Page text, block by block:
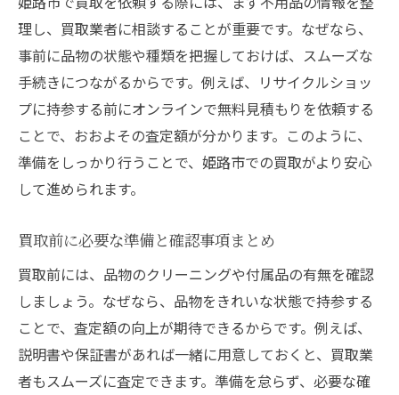
理し、買取業者に相談することが重要です。なぜなら、
事前に品物の状態や種類を把握しておけば、スムーズな
手続きにつながるからです。例えば、リサイクルショッ
プに持参する前にオンラインで無料見積もりを依頼する
ことで、おおよその査定額が分かります。このように、
準備をしっかり行うことで、姫路市での買取がより安心
して進められます。
買取前に必要な準備と確認事項まとめ
買取前には、品物のクリーニングや付属品の有無を確認
しましょう。なぜなら、品物をきれいな状態で持参する
ことで、査定額の向上が期待できるからです。例えば、
説明書や保証書があれば一緒に用意しておくと、買取業
者もスムーズに査定できます。準備を怠らず、必要な確